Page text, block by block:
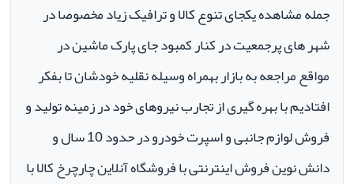
جمله مشاهده یکجای تنوع کالا و ترافیک زیاد مخصوصا در
شهر های پرجمعیت در کنار کمبود جای پارک ماشین در
مواقع مراجعه به بازار بهمراه وسیله نقلیه خودشان تا بفکر
افتادیم با بهره گیری از تجارب نیروهای خود در زمینه تولید و
فروش لوازم جانبی و اسپرت خودرو در حدود 10 سال و
دانش نوین فروش اینترنتی با فروشگاه آنلاین چارچرخ کالا با